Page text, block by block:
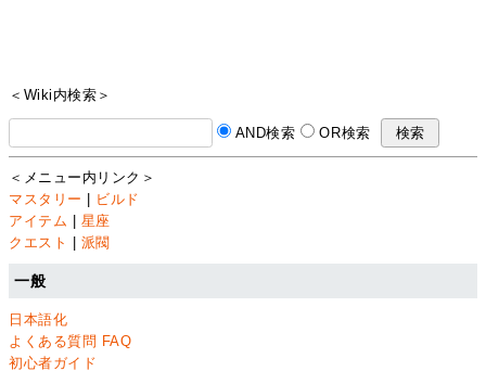
＜Wiki内検索＞
AND検索 OR検索
＜メニュー内リンク＞
マスタリー
ビルド
アイテム
星座
クエスト
派閥
一般
日本語化
よくある質問 FAQ
初心者ガイド